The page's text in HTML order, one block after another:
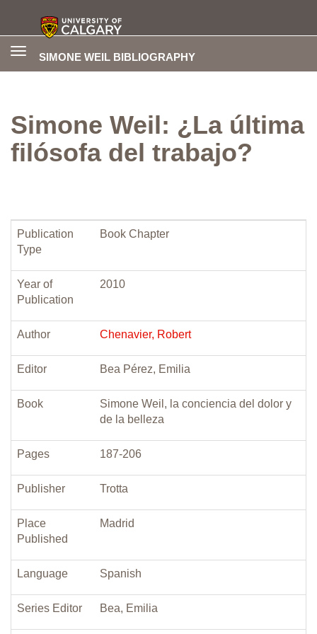
SIMONE WEIL BIBLIOGRAPHY
Toggle
Simone Weil: ¿La última
filósofa del trabajo?
Publication
Type
Book Chapter
Year of
Publication
2010
Author Chenavier, Robert
Editor Bea Pérez, Emilia
Book
Simone Weil, la conciencia del dolor y
de la belleza
Pages 187-206
Publisher Trotta
Place
Published
Madrid
Language Spanish
Series Editor Bea, Emilia